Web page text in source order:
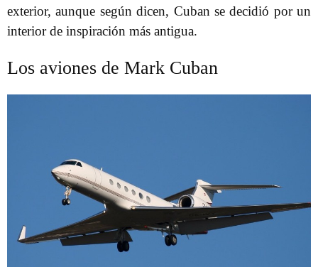
exterior, aunque según dicen, Cuban se decidió por un
interior de inspiración más antigua.
Los aviones de Mark Cuban